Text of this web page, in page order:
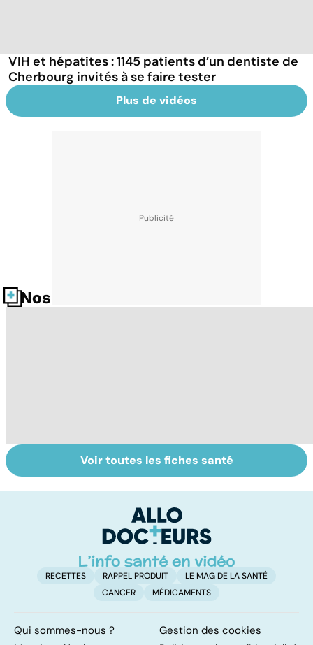
VIH et hépatites : 1145 patients d’un dentiste de
Cherbourg invités à se faire tester
Plus de vidéos
Nos fiches santé
Faire du sport à
domicile, c'est
Don de gamètes :
le pour et le
levée de
l'anonymat
Voir toutes les fiches santé
RECETTES RAPPEL PRODUIT
LE MAG DE LA SANTÉ
CANCER
MÉDICAMENTS
Qui sommes-nous ?
Gestion des cookies